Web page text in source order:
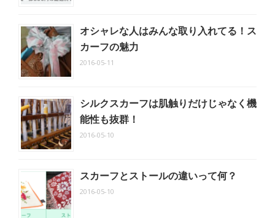
オシャレな人はみんな取り入れてる！ス
カーフの魅力
2016-05-11
シルクスカーフは肌触りだけじゃなく機
能性も抜群！
2016-05-10
スカーフとストールの違いって何？
2016-05-10